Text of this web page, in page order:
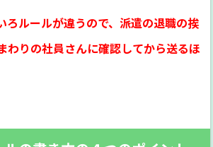
ろルールが違うので、派遣の退職の挨
わりの社員さんに確認してから送るほ